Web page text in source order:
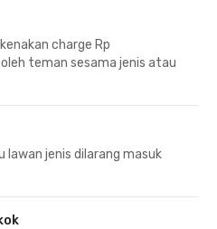
charge Rp
teman sesama jenis atau
lawan jenis dilarang masuk